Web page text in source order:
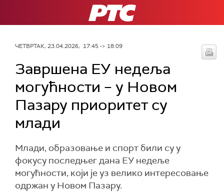
РТС
ЧЕТВРТАК, 23.04.2026, 17:45 -> 18:09
Завршена ЕУ недеља
могућности – у Новом
Пазару приоритет су
млади
Млади, образовање и спорт били су у
фокусу последњег дана ЕУ недеље
могућности, који је уз велико интересовање
одржан у Новом Пазару.